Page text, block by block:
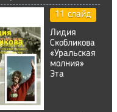
11 слайд
Лидия
Скобликова
«Уральская
молния»
Эта